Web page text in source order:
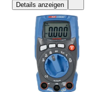
Details anzeigen